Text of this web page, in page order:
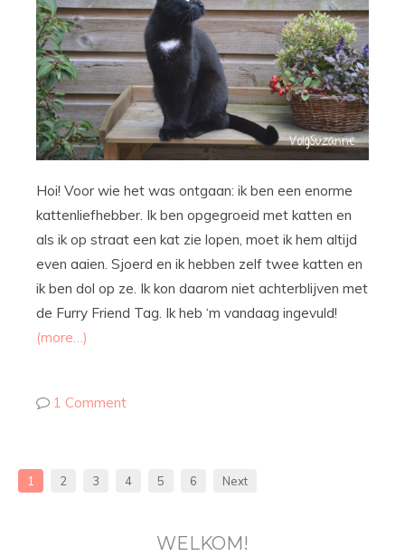
Hoi! Voor wie het was ontgaan: ik ben een enorme
kattenliefhebber. Ik ben opgegroeid met katten en
als ik op straat een kat zie lopen, moet ik hem altijd
even aaien. Sjoerd en ik hebben zelf twee katten en
ik ben dol op ze. Ik kon daarom niet achterblijven met
de Furry Friend Tag. Ik heb ‘m vandaag ingevuld!
(more…)
1 Comment
1 2 3 4 5 6 Next
WELKOM!